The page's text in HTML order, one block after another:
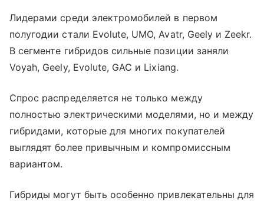
Лидерами среди электромобилей в первом
полугодии стали Evolute, UMO, Avatr, Geely и Zeekr.
В сегменте гибридов сильные позиции заняли
Voyah, Geely, Evolute, GAC и Lixiang.
Спрос распределяется не только между
полностью электрическими моделями, но и между
гибридами, которые для многих покупателей
выглядят более привычным и компромиссным
вариантом.
Гибриды могут быть особенно привлекательны для